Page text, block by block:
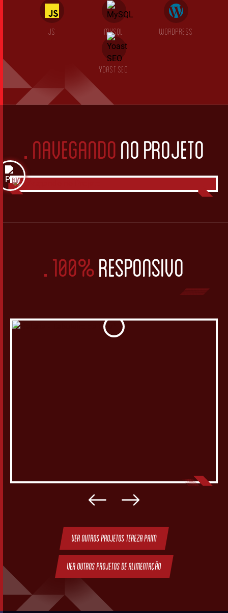
JS MYSQL WORDPRESS
YOAST SEO
NAVEGANDONO PROJETO
100%RESPONSIVO
Ver outros projetos Tereza Paim
Ver outros projetos de Alimentação